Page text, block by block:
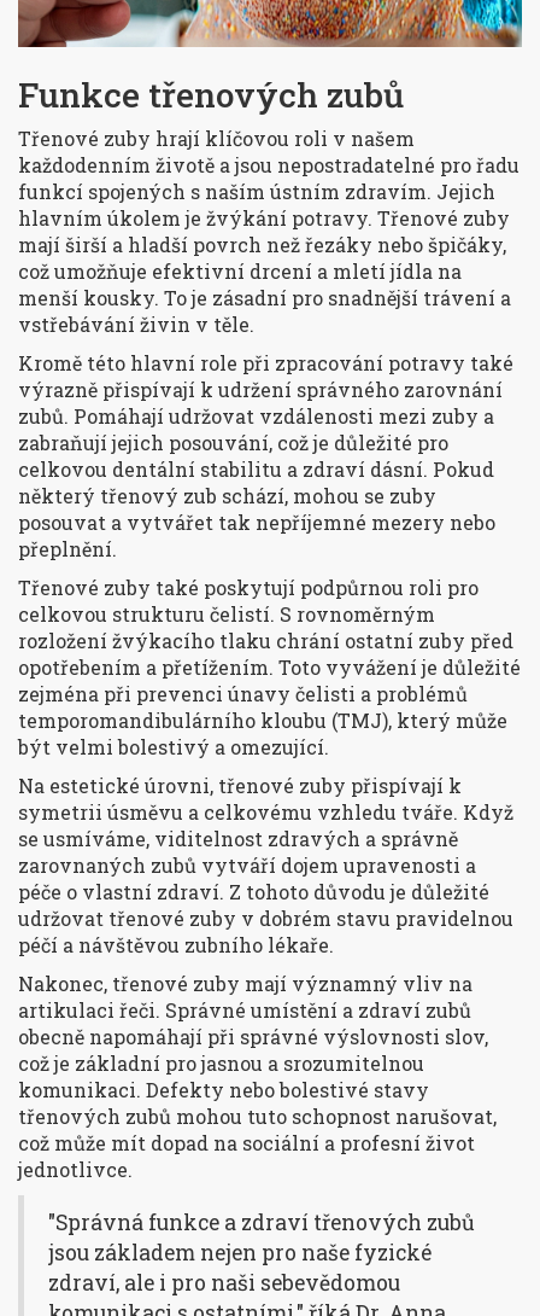
Funkce třenových zubů
Třenové zuby hrají klíčovou roli v našem
každodenním životě a jsou nepostradatelné pro řadu
funkcí spojených s naším ústním zdravím. Jejich
hlavním úkolem je žvýkání potravy. Třenové zuby
mají širší a hladší povrch než řezáky nebo špičáky,
což umožňuje efektivní drcení a mletí jídla na
menší kousky. To je zásadní pro snadnější trávení a
vstřebávání živin v těle.
Kromě této hlavní role při zpracování potravy také
výrazně přispívají k udržení správného zarovnání
zubů. Pomáhají udržovat vzdálenosti mezi zuby a
zabraňují jejich posouvání, což je důležité pro
celkovou dentální stabilitu a zdraví dásní. Pokud
některý třenový zub schází, mohou se zuby
posouvat a vytvářet tak nepříjemné mezery nebo
přeplnění.
Třenové zuby také poskytují podpůrnou roli pro
celkovou strukturu čelistí. S rovnoměrným
rozložení žvýkacího tlaku chrání ostatní zuby před
opotřebením a přetížením. Toto vyvážení je důležité
zejména při prevenci únavy čelisti a problémů
temporomandibulárního kloubu (TMJ), který může
být velmi bolestivý a omezující.
Na estetické úrovni, třenové zuby přispívají k
symetrii úsměvu a celkovému vzhledu tváře. Když
se usmíváme, viditelnost zdravých a správně
zarovnaných zubů vytváří dojem upravenosti a
péče o vlastní zdraví. Z tohoto důvodu je důležité
udržovat třenové zuby v dobrém stavu pravidelnou
péčí a návštěvou zubního lékaře.
Nakonec, třenové zuby mají významný vliv na
artikulaci řeči. Správné umístění a zdraví zubů
obecně napomáhají při správné výslovnosti slov,
což je základní pro jasnou a srozumitelnou
komunikaci. Defekty nebo bolestivé stavy
třenových zubů mohou tuto schopnost narušovat,
což může mít dopad na sociální a profesní život
jednotlivce.
"Správná funkce a zdraví třenových zubů
jsou základem nejen pro naše fyzické
zdraví, ale i pro naši sebevědomou